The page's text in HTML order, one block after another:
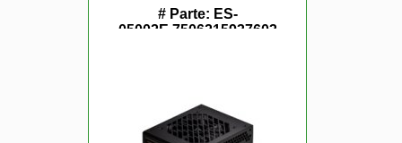
# Parte: ES-
05002E,7506215937603